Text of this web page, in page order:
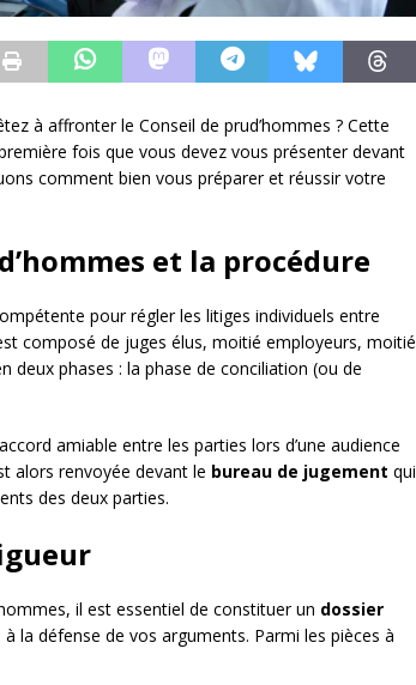
à affronter le Conseil de prud’hommes ? Cette
fois que vous devez vous présenter devant
comment bien vous préparer et réussir votre
et la procédure
pour régler les litiges individuels entre
composé de juges élus, moitié employeurs, moitié
deux phases : la phase de conciliation (ou de
amiable entre les parties lors d’une audience
alors renvoyée devant le bureau de jugement qui
des deux parties.
il est essentiel de constituer un dossier
la défense de vos arguments. Parmi les pièces à